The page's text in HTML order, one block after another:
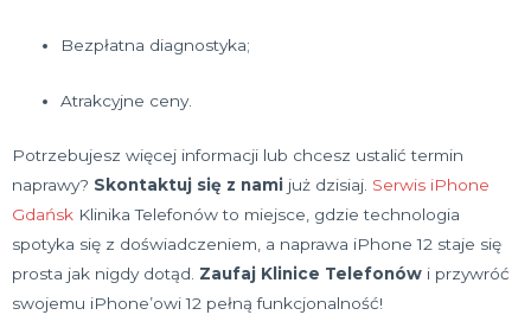
Bezpłatna diagnostyka;
Atrakcyjne ceny.
Potrzebujesz więcej informacji lub chcesz ustalić termin
naprawy? Skontaktuj się z nami już dzisiaj. Serwis iPhone
Gdańsk Klinika Telefonów to miejsce, gdzie technologia
spotyka się z doświadczeniem, a naprawa iPhone 12 staje się
prosta jak nigdy dotąd. Zaufaj Klinice Telefonów i przywróć
swojemu iPhone’owi 12 pełną funkcjonalność!